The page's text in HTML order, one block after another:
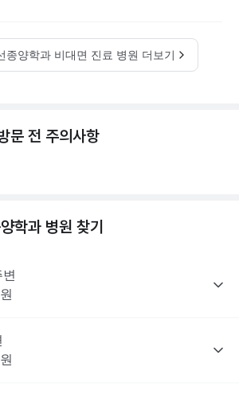
종양학과 비대면 진료 병원 더보기
문 전 주의사항
학과 병원 찾기